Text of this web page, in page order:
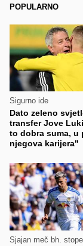
POPULARNO
Sigurno ide
Dato zeleno
transfer Jove
to dobra suma, u
njegova karijera"
Sjajan meč bh.